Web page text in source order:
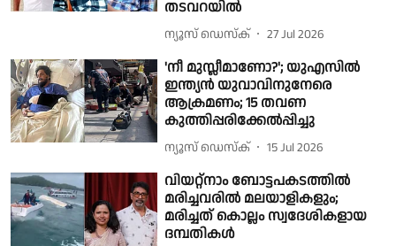
തടവറയിൽ
ന്യൂസ് ഡെസ്ക് 27 Jul 2026
'നീ മുസ്ലീമാണോ?'; യുഎസില്‍
ഇന്ത്യൻ യുവാവിനുനേരെ
ആക്രമണം; 15 തവണ
കുത്തിപ്പരിക്കേൽപ്പിച്ചു
ന്യൂസ് ഡെസ്ക് 15 Jul 2026
വിയറ്റ്നാം ബോട്ടപകടത്തിൽ
മരിച്ചവരിൽ മലയാളികളും;
മരിച്ചത് കൊല്ലം സ്വദേശികളായ
ദമ്പതികൾ